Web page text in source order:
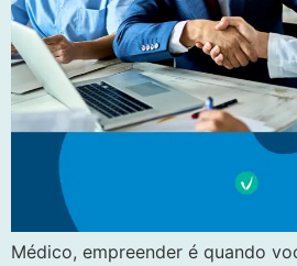
Médico, empreender é quando